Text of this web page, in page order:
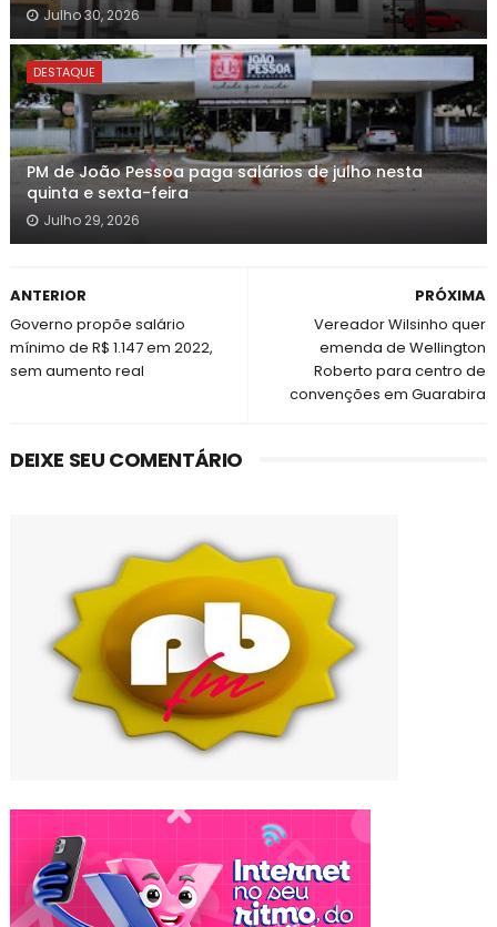
Julho 30, 2026
DESTAQUE
PM de João Pessoa paga salários de julho nesta
quinta e sexta-feira
Julho 29, 2026
PRÓXIMA
Vereador Wilsinho quer
emenda de Wellington
Roberto para centro de
convenções em Guarabira
ANTERIOR
Governo propõe salário
mínimo de R$ 1.147 em 2022,
sem aumento real
DEIXE SEU COMENTÁRIO